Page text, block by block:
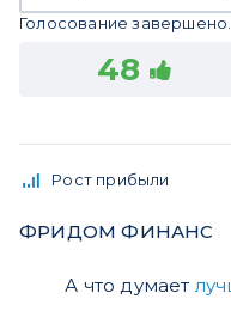
Голосование завершено.
48
Рост прибыли
ФРИДОМ ФИНАНС
А что думает